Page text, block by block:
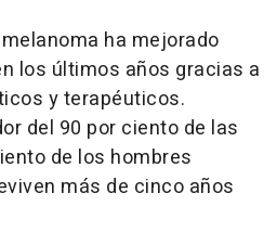
ha mejorado
los últimos años gracias a
y terapéuticos.
del 90 por ciento de las
de los hombres
más de cinco años